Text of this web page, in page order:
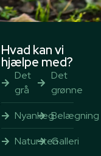
Hvad kan vi
hjælpe med?
Det
grå
Nyanlæg
Natursten
Det
grønne
Belægning
Galleri